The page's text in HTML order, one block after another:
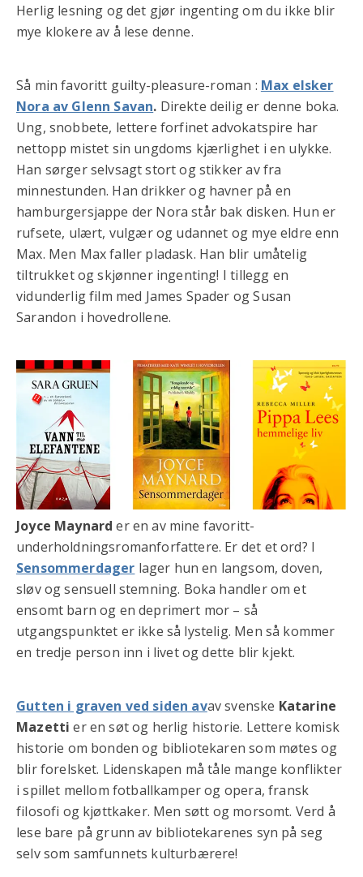
Herlig lesning og det gjør ingenting om du ikke blir
mye klokere av å lese denne.
Så min favoritt guilty-pleasure-roman : Max elsker
Nora av Glenn Savan. Direkte deilig er denne boka.
Ung, snobbete, lettere forfinet advokatspire har
nettopp mistet sin ungdoms kjærlighet i en ulykke.
Han sørger selvsagt stort og stikker av fra
minnestunden. Han drikker og havner på en
hamburgersjappe der Nora står bak disken. Hun er
rufsete, ulært, vulgær og udannet og mye eldre enn
Max. Men Max faller pladask. Han blir umåtelig
tiltrukket og skjønner ingenting! I tillegg en
vidunderlig film med James Spader og Susan
Sarandon i hovedrollene.
Joyce Maynard er en av mine favoritt-
underholdningsromanforfattere. Er det et ord? I
Sensommerdager lager hun en langsom, doven,
sløv og sensuell stemning. Boka handler om et
ensomt barn og en deprimert mor – så
utgangspunktet er ikke så lystelig. Men så kommer
en tredje person inn i livet og dette blir kjekt.
Gutten i graven ved siden avav svenske Katarine
Mazetti er en søt og herlig historie. Lettere komisk
historie om bonden og bibliotekaren som møtes og
blir forelsket. Lidenskapen må tåle mange konflikter
i spillet mellom fotballkamper og opera, fransk
filosofi og kjøttkaker. Men søtt og morsomt. Verd å
lese bare på grunn av bibliotekarenes syn på seg
selv som samfunnets kulturbærere!